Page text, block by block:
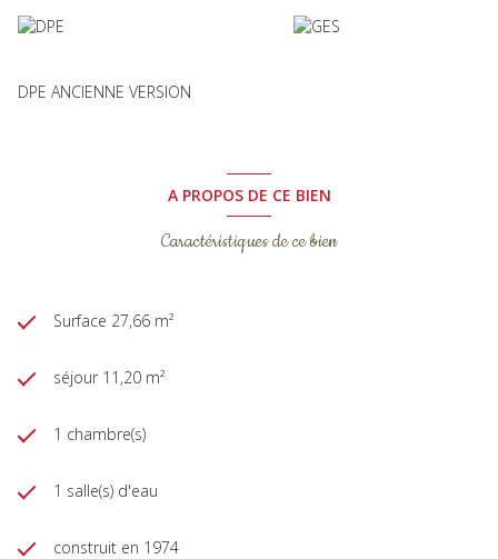
DPE ANCIENNE VERSION
A PROPOS DE CE BIEN
Caractéristiques de ce bien
Surface 27,66 m²
séjour 11,20 m²
1 chambre(s)
1 salle(s) d'eau
construit en 1974